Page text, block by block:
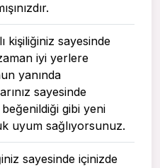
kişiliğiniz sayesinde
iyi yerlere
yanında
sayesinde
gibi yeni
uyum sağlıyorsunuz.
sayesinde içinizde